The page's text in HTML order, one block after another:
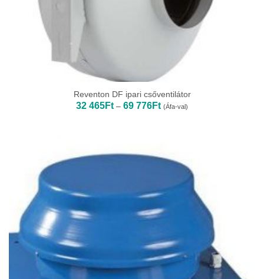
Reventon DF ipari csőventilátor
32 465Ft – 69 776FtÁrtartomány:
32
(Áfa-val)